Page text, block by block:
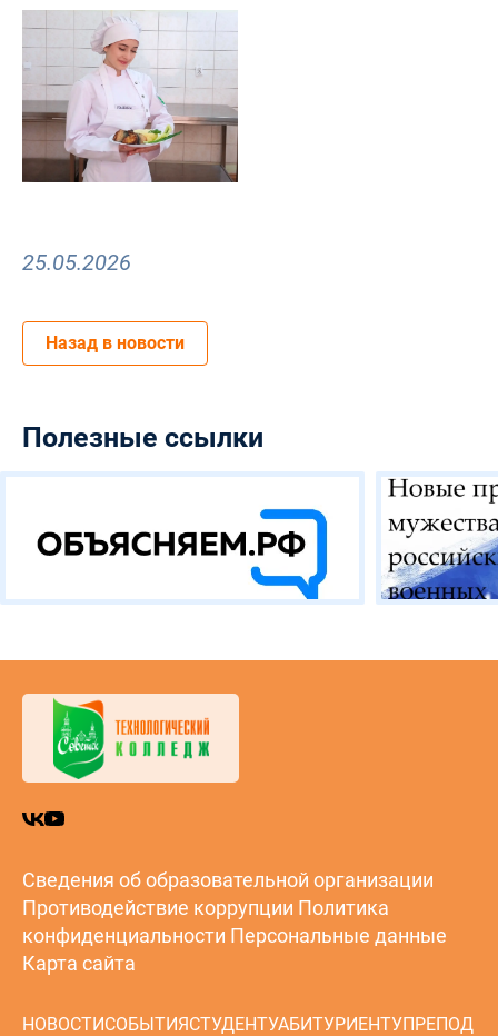
25.05.2026
Назад в новости
Полезные ссылки
Сведения об образовательной организации
Противодействие коррупции Политика
конфиденциальности Персональные данные
Карта сайта
НОВОСТИСОБЫТИЯСТУДЕНТУАБИТУРИЕНТУПРЕПОД